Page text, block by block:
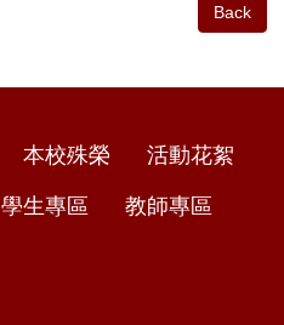
Back
本校殊榮 活動花絮
學生專區 教師專區